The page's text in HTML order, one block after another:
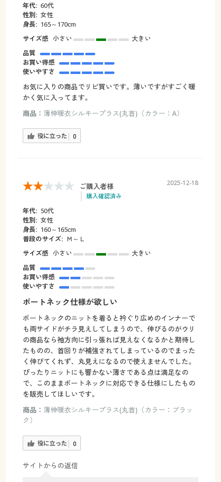
年代: 60代
性別: 女性
身長: 165～170cm
サイズ感 小さい
大きい
品質
お買い得感
使いやすさ
お気に入りの商品でリピ買いです。薄いですがすごく暖
かく気に入ってます。
商品： 薄伸暖衣シルキープラス(丸首)（カラー：A）
役に立った 0
ご購入者様
購入確認済み
2025-12-18
年代: 50代
性別: 女性
身長: 160～165cm
普段のサイズ: Ｍ～Ｌ
サイズ感 小さい
大きい
品質
お買い得感
使いやすさ
ボートネック仕様が欲しい
ボートネックのニットを着ると衿ぐり広めのインナーで
も両サイドがチラ見えしてしまうので、伸びるのがウリ
の商品なら袖方向に引っ張れば見えなくなるかと期待し
たものの、首回りが補強されてしまっているのでまった
く伸びてくれず、丸見えになるので使えませんでした。
ぴったりニットにも響かない薄さである点は満足なの
で、このままボートネックに対応できる仕様にしたもの
を販売してほしいです。
商品： 薄伸暖衣シルキープラス(丸首)（カラー：ブラッ
ク）
役に立った 0
サイトからの返信